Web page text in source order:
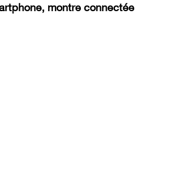
montre connectée